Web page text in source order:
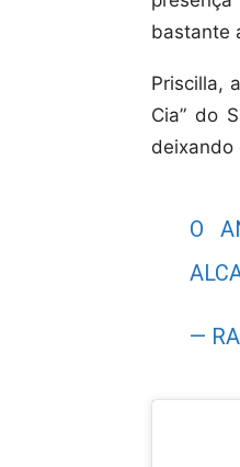
bastante
Priscilla,
Cia” do
deixando
O
—